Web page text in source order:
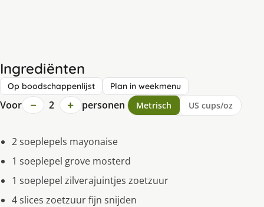
Ingrediënten
Op boodschappenlijst Plan in weekmenu
Voor − 2 + personen Metrisch US cups/oz
2 soeplepels mayonaise
1 soeplepel grove mosterd
1 soeplepel zilverajuintjes zoetzuur
4 slices zoetzuur fijn snijden